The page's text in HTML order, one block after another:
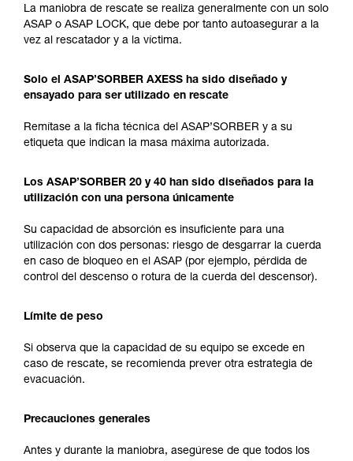
La maniobra de rescate se realiza generalmente con un solo
ASAP o ASAP LOCK, que debe por tanto autoasegurar a la
vez al rescatador y a la víctima.
Solo el ASAP’SORBER AXESS ha sido diseñado y
ensayado para ser utilizado en rescate
Remítase a la ficha técnica del ASAP’SORBER y a su
etiqueta que indican la masa máxima autorizada.
Los ASAP’SORBER 20 y 40 han sido diseñados para la
utilización con una persona únicamente
Su capacidad de absorción es insuficiente para una
utilización con dos personas: riesgo de desgarrar la cuerda
en caso de bloqueo en el ASAP (por ejemplo, pérdida de
control del descenso o rotura de la cuerda del descensor).
Límite de peso
Si observa que la capacidad de su equipo se excede en
caso de rescate, se recomienda prever otra estrategia de
evacuación.
Precauciones generales
Antes y durante la maniobra, asegúrese de que todos los